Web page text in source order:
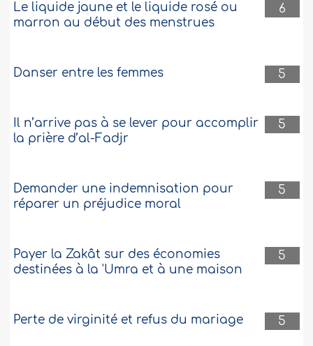
6
Le liquide jaune et le liquide rosé ou
marron au début des menstrues
5
Danser entre les femmes
5
Il n’arrive pas à se lever pour accomplir
la prière d’al-Fadjr
5
Demander une indemnisation pour
réparer un préjudice moral
5
Payer la Zakât sur des économies
destinées à la 'Umra et à une maison
5
Perte de virginité et refus du mariage